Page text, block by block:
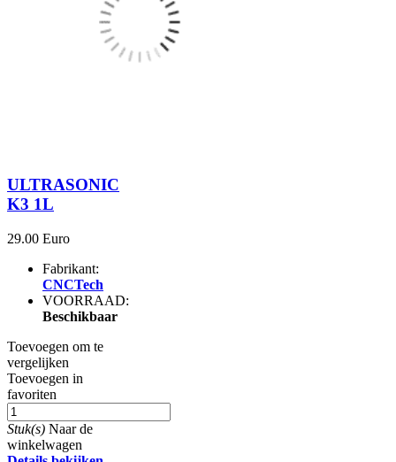
ULTRASONIC
K3 1L
29.00 Euro
Fabrikant:
CNCTech
VOORRAAD:
Beschikbaar
Toevoegen om te
vergelijken
Toevoegen in
favoriten
Stuk(s) Naar de
winkelwagen